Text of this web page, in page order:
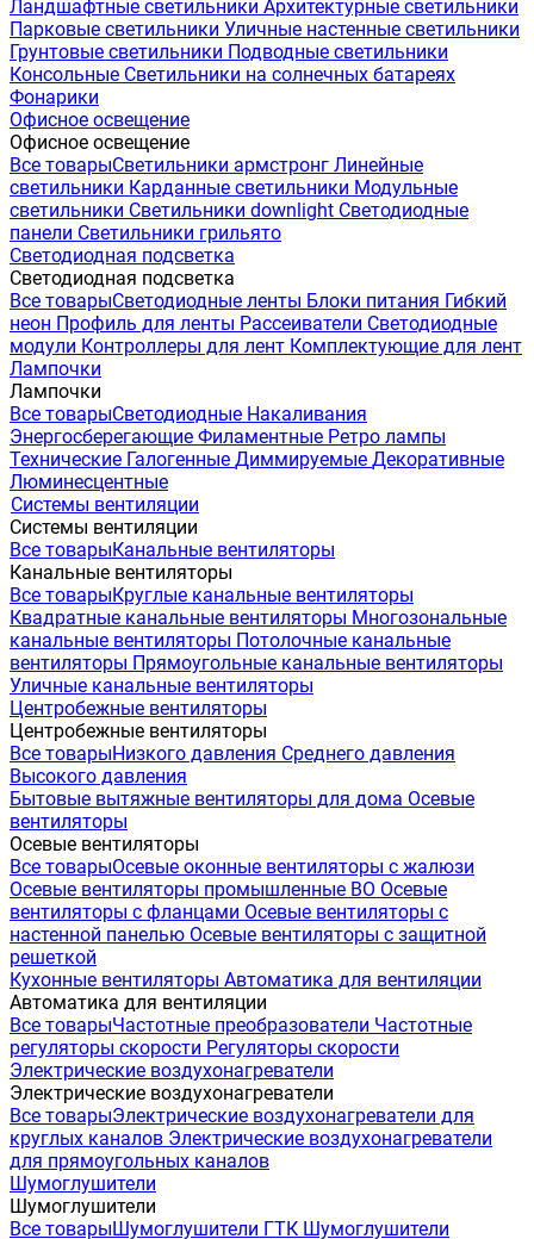
Ландшафтные светильники Архитектурные светильники
Парковые светильники Уличные настенные светильники
Грунтовые светильники Подводные светильники
Консольные Светильники на солнечных батареях
Фонарики
Офисное освещение
Офисное освещение
Все товарыСветильники армстронг Линейные
светильники Карданные светильники Модульные
светильники Светильники downlight Светодиодные
панели Светильники грильято
Светодиодная подсветка
Светодиодная подсветка
Все товарыСветодиодные ленты Блоки питания Гибкий
неон Профиль для ленты Рассеиватели Светодиодные
модули Контроллеры для лент Комплектующие для лент
Лампочки
Лампочки
Все товарыСветодиодные Накаливания
Энергосберегающие Филаментные Ретро лампы
Технические Галогенные Диммируемые Декоративные
Люминесцентные
Системы вентиляции
Системы вентиляции
Все товарыКанальные вентиляторы
Канальные вентиляторы
Все товарыКруглые канальные вентиляторы
Квадратные канальные вентиляторы Многозональные
канальные вентиляторы Потолочные канальные
вентиляторы Прямоугольные канальные вентиляторы
Уличные канальные вентиляторы
Центробежные вентиляторы
Центробежные вентиляторы
Все товарыНизкого давления Среднего давления
Высокого давления
Бытовые вытяжные вентиляторы для дома Осевые
вентиляторы
Осевые вентиляторы
Все товарыОсевые оконные вентиляторы с жалюзи
Осевые вентиляторы промышленные ВО Осевые
вентиляторы с фланцами Осевые вентиляторы с
настенной панелью Осевые вентиляторы с защитной
решеткой
Кухонные вентиляторы Автоматика для вентиляции
Автоматика для вентиляции
Все товарыЧастотные преобразователи Частотные
регуляторы скорости Регуляторы скорости
Электрические воздухонагреватели
Электрические воздухонагреватели
Все товарыЭлектрические воздухонагреватели для
круглых каналов Электрические воздухонагреватели
для прямоугольных каналов
Шумоглушители
Шумоглушители
Все товарыШумоглушители ГТК Шумоглушители